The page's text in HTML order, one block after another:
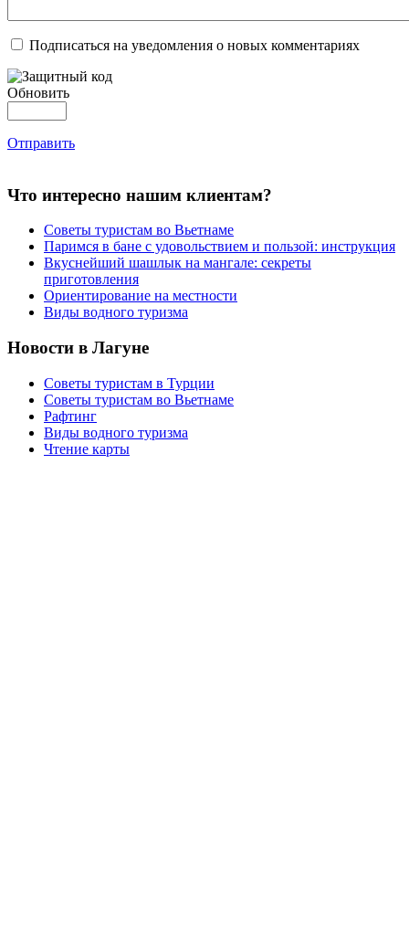
Подписаться на уведомления о новых комментариях
Обновить
Отправить
Что интересно нашим клиентам?
Советы туристам во Вьетнаме
Паримся в бане с удовольствием и пользой: инструкция
Вкуснейший шашлык на мангале: секреты
приготовления
Ориентирование на местности
Виды водного туризма
Новости в Лагуне
Советы туристам в Турции
Советы туристам во Вьетнаме
Рафтинг
Виды водного туризма
Чтение карты